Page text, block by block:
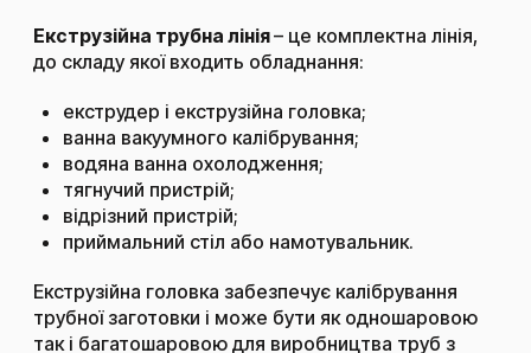
Екструзійна трубна лінія– це комплектна лінія,
до складу якої входить обладнання:
екструдер і екструзійна головка;
ванна вакуумного калібрування;
водяна ванна охолодження;
тягнучий пристрій;
відрізний пристрій;
приймальний стіл або намотувальник.
Екструзійна головка забезпечує калібрування
трубної заготовки і може бути як одношаровою
так і багатошаровою для виробництва труб з